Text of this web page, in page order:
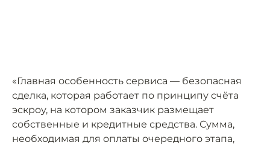
«Главная особенность сервиса — безопасная
сделка, которая работает по принципу счёта
эскроу, на котором заказчик размещает
собственные и кредитные средства. Сумма,
необходимая для оплаты очередного этапа,